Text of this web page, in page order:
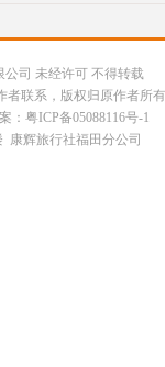
公司 未经许可 不得转载
者联系，版权归原作者所
：粤ICP备05088116号-1
康辉旅行社福田分公司